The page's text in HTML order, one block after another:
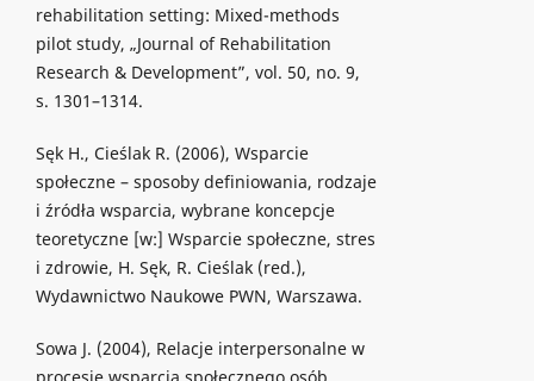
rehabilitation setting: Mixed-methods
pilot study, „Journal of Rehabilitation
Research & Development”, vol. 50, no. 9,
s. 1301–1314.
Sęk H., Cieślak R. (2006), Wsparcie
społeczne – sposoby definiowania, rodzaje
i źródła wsparcia, wybrane koncepcje
teoretyczne [w:] Wsparcie społeczne, stres
i zdrowie, H. Sęk, R. Cieślak (red.),
Wydawnictwo Naukowe PWN, Warszawa.
Sowa J. (2004), Relacje interpersonalne w